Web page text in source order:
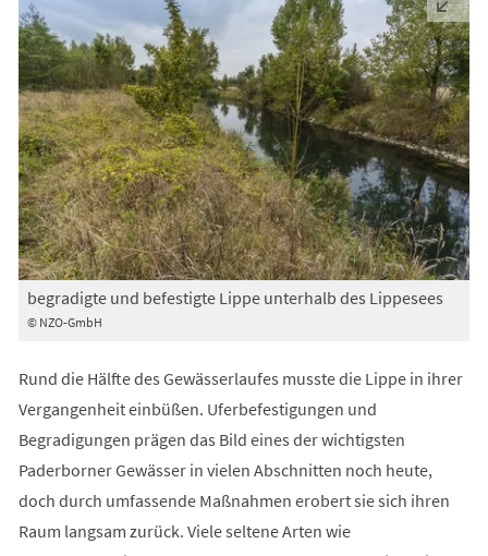
© NZO-GmbH
begradigte und befestigte Lippe unterhalb des Lippesees
Rund die Hälfte des Gewässerlaufes musste die Lippe in ihrer
Vergangenheit einbüßen. Uferbefestigungen und
Begradigungen prägen das Bild eines der wichtigsten
Paderborner Gewässer in vielen Abschnitten noch heute,
doch durch umfassende Maßnahmen erobert sie sich ihren
Raum langsam zurück. Viele seltene Arten wie